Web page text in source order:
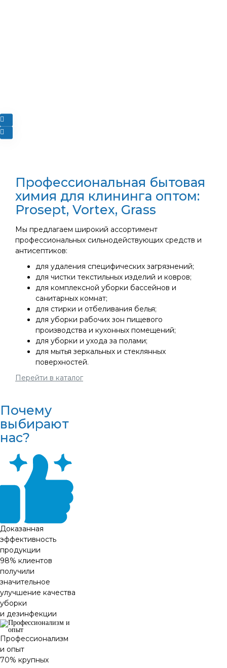
Профессиональная бытовая
химия для клининга оптом:
Prosept, Vortex, Grass
Мы предлагаем широкий ассортимент
профессиональных сильнодействующих средств и
антисептиков:
для удаления специфических загрязнений;
для чистки текстильных изделий и ковров;
для комплексной уборки бассейнов и
санитарных комнат;
для стирки и отбеливания белья;
для уборки рабочих зон пищевого
производства и кухонных помещений;
для уборки и ухода за полами;
для мытья зеркальных и стеклянных
поверхностей.
Перейти в каталог
Почему
выбирают
нас?
Доказанная
эффективность
продукции
98% клиентов
получили
значительное
улучшение качества
уборки
и дезинфекции
Профессионализм
и опыт
70% крупных